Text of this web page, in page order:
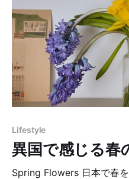
作ったりする共用の庭のこ
人の庭がなくても、こう
を楽しむことができます。 イギリスの家では、一般的に
玄関の前ではなく裏庭が
す。玄関から裏へと続く細
広い庭が広がっていて驚かされます。 今
たコミュニティガーデンに
れた菜園スペースがあり
ンゴやスモモ、ラズベリー
ラントなど、たくさんの果
Lifestyle
異国で感じる春
Spring Flowers 日本で春を感じる花といえば、梅や桜を